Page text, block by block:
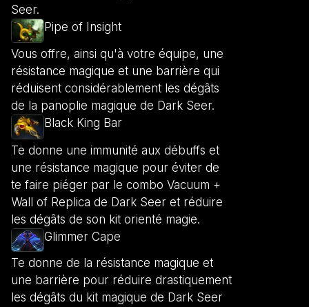
Seer.
Pipe of Insight
Vous offre, ainsi qu'à votre équipe, une
résistance magique et une barrière qui
réduisent considérablement les dégâts
de la panoplie magique de Dark Seer.
Black King Bar
Te donne une immunité aux débuffs et
une résistance magique pour éviter de
te faire piéger par le combo Vacuum +
Wall of Replica de Dark Seer et réduire
les dégâts de son kit orienté magie.
Glimmer Cape
Te donne de la résistance magique et
une barrière pour réduire drastiquement
les dégâts du kit magique de Dark Seer